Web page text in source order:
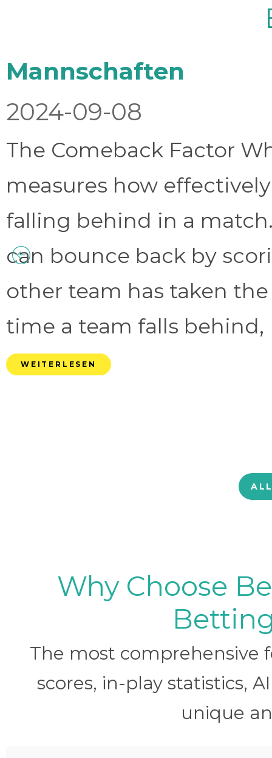
Mannschaften
2024-09-08
The Comeback Factor
measures how
falling behind in a
can bounce back by
other team has taken
time a team falls behind,
WEITERLESEN
Why Choose
The most
scores, in-play statistics,
unique